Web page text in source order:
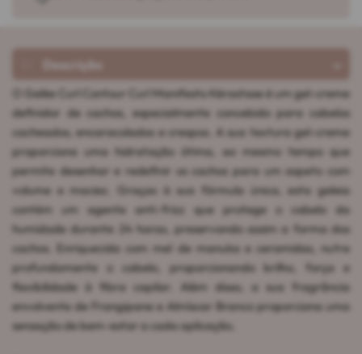
Descrição
O Gelée Curl Contour Curl Manifesto Kérastase é um gel-creme
definidor de cachos, especialmente concebido para cabelos
cacheados, encaracolados e crespos. A sua textura gel-creme
proporciona uma hidratação ótima, ao mesmo tempo que
permite desenhar e redefinir os cachos para um aspeto com
volume e maciez. Graças à sua fórmula única, esta geleia
contém um agente anti-frizz que protege o cabelo da
humidade durante 24 horas, preservando assim a forma dos
cachos. Enriquecida com mel de manuka e ceramidas, nutre
profundamente o cabelo, proporcionando brilho, força e
flexibilidade à fibra capilar. Além disso, a sua fragrância
envolvente de Frangipane e Almíscar Branco proporciona uma
sensação de bem-estar a cada aplicação.